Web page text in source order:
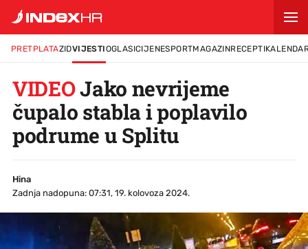
PRETPLATAZIDVIJESTIOGLASICIJENESPORTMAGAZINRECEPTI
VIDEOJako nevrijeme
čupalo stabla i poplavilo
podrume u Splitu
Hina
Zadnja nadopuna: 07:31, 19. kolovoza 2024.